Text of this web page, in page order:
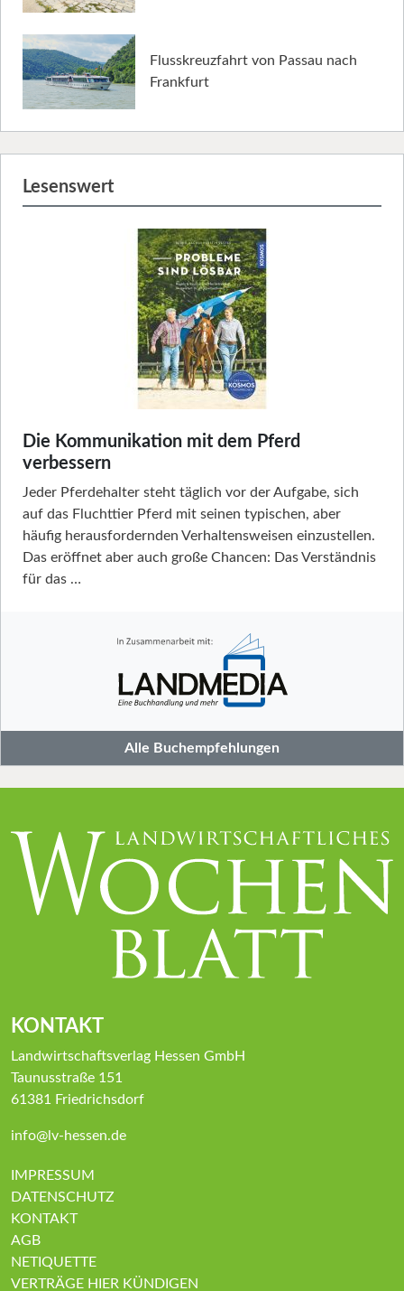
Flusskreuzfahrt von Passau nach
Frankfurt
Lesenswert
Die Kommunikation mit dem Pferd
verbessern
Jeder Pferdehalter steht täglich vor der Aufgabe, sich
auf das Fluchttier Pferd mit seinen typischen, aber
häufig herausfordernden Verhaltensweisen einzustellen.
Das eröffnet aber auch große Chancen: Das Verständnis
für das …
Alle Buchempfehlungen
KONTAKT
Landwirtschaftsverlag Hessen GmbH
Taunusstraße 151
61381 Friedrichsdorf
info@lv-hessen.de
IMPRESSUM
DATENSCHUTZ
KONTAKT
AGB
NETIQUETTE
VERTRÄGE HIER KÜNDIGEN